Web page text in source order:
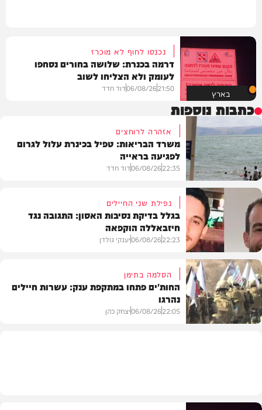
בארץ
נכנסו לחוף לא מוכרז
דרמה בכנרת: שלושה בחורים נסחפו
לעומק ולא הצליחו לשוב
21:50
06/08/26דוד חדד
כתבות נוספות
בארץ
אזהרה לרוחצים
משרד הבריאות: טפיל בכינרת עלול לגרום
לפגיעה בראייה
22:35
06/08/26דוד חדד
צבא וביטחון
נפילת שני החיילים
בגלל בדיקת נסיבות האסון: התגובה נגד
חיזבאללה הוקפאה
22:23
06/08/26יענקי גולדן
הסלמה בתימן
החות'ים פתחו במתקפת ענק: עשרות חיילים
נהרגו
22:05
06/08/26יצחק כהן